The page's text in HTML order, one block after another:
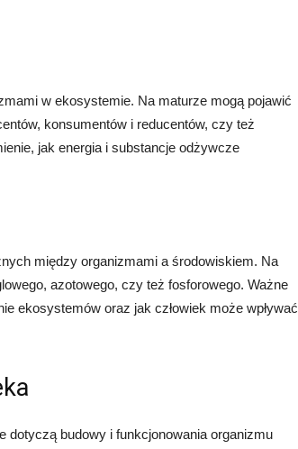
w ekosystemie. Na maturze mogą pojawić
konsumentów i reducentów, czy też
jak energia i substancje odżywcze
między organizmami a środowiskiem. Na
azotowego, czy też fosforowego. Ważne
ekosystemów oraz jak człowiek może wpływać
dotyczą budowy i funkcjonowania organizmu